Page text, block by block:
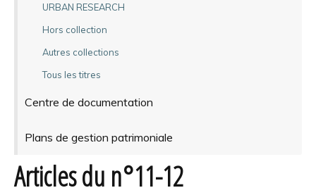
URBAN RESEARCH
Hors collection
Autres collections
Tous les titres
Centre de documentation
Plans de gestion patrimoniale
Articles du n°11-12